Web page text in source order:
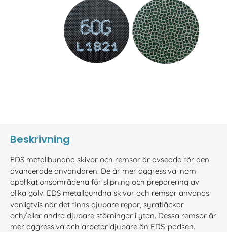
Beskrivning
EDS metallbundna skivor och remsor är avsedda för den
avancerade användaren. De är mer aggressiva inom
applikationsområdena för slipning och preparering av
olika golv. EDS metallbundna skivor och remsor används
vanligtvis när det finns djupare repor, syrafläckar
och/eller andra djupare störningar i ytan. Dessa remsor är
mer aggressiva och arbetar djupare än EDS-padsen.